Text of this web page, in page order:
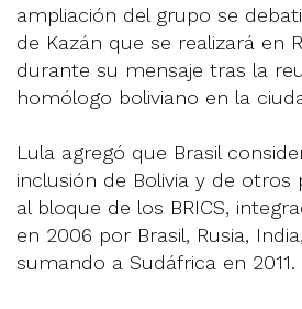
ampliación del grupo se
de Kazán que se realizará en
durante su mensaje tras la
homólogo boliviano en la
Lula agregó que Brasil
inclusión de Bolivia y de otros
al bloque de los BRICS,
en 2006 por Brasil, Rusia,
sumando a Sudáfrica en 2011.